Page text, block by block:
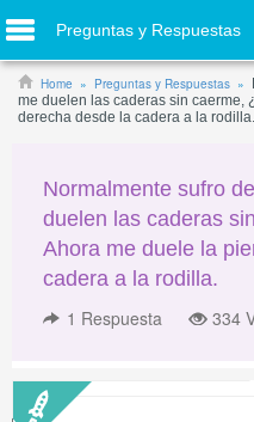
Preguntas y Respuestas
Home Preguntas y Respuestas
me duelen las caderas sin caerme,
derecha desde la cadera a la rodilla.
Normalmente sufro
duelen las caderas
Ahora me duele la
cadera a la rodilla.
1 Respuesta 334